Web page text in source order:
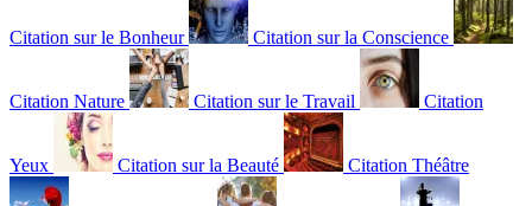
Citation sur le Bonheur Citation sur la Conscience
Citation Nature Citation sur le Travail Citation
Yeux Citation sur la Beauté Citation Théâtre